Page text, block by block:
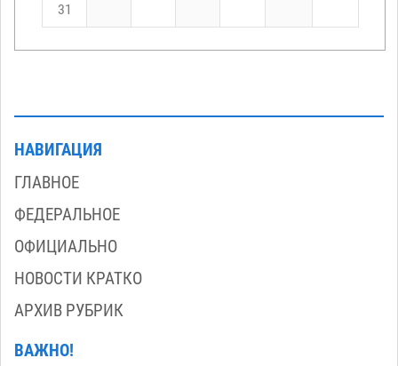
31
НАВИГАЦИЯ
ГЛАВНОЕ
ФЕДЕРАЛЬНОЕ
ОФИЦИАЛЬНО
НОВОСТИ КРАТКО
АРХИВ РУБРИК
ВАЖНО!